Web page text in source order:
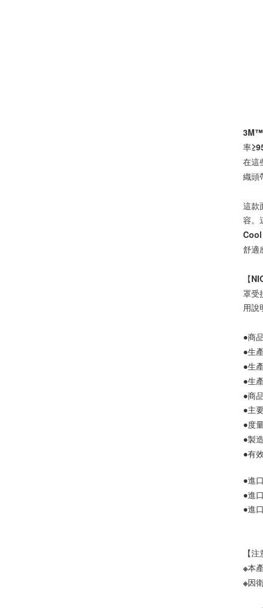
3M™
率
在這
織頭
這款
容。
Cool
舒適
【
罩受
用說
●商
●生
●生
●生
●商
●主
●度
●有
●進
●進
●進
【
※本
※因